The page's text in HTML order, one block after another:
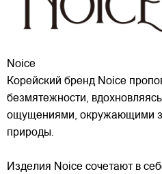
Noice
Корейский бренд Noice
безмятежности,
ощущениями, окружающими
природы.
Изделия Noice сочетают в